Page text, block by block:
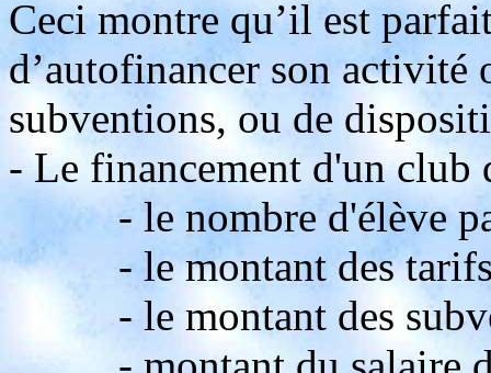
Ceci montre qu’il est
d’autofinancer son activité
subventions, ou de
- Le financement d'un club
- le nombre d'élève par
- le montant des tarifs
- le montant des